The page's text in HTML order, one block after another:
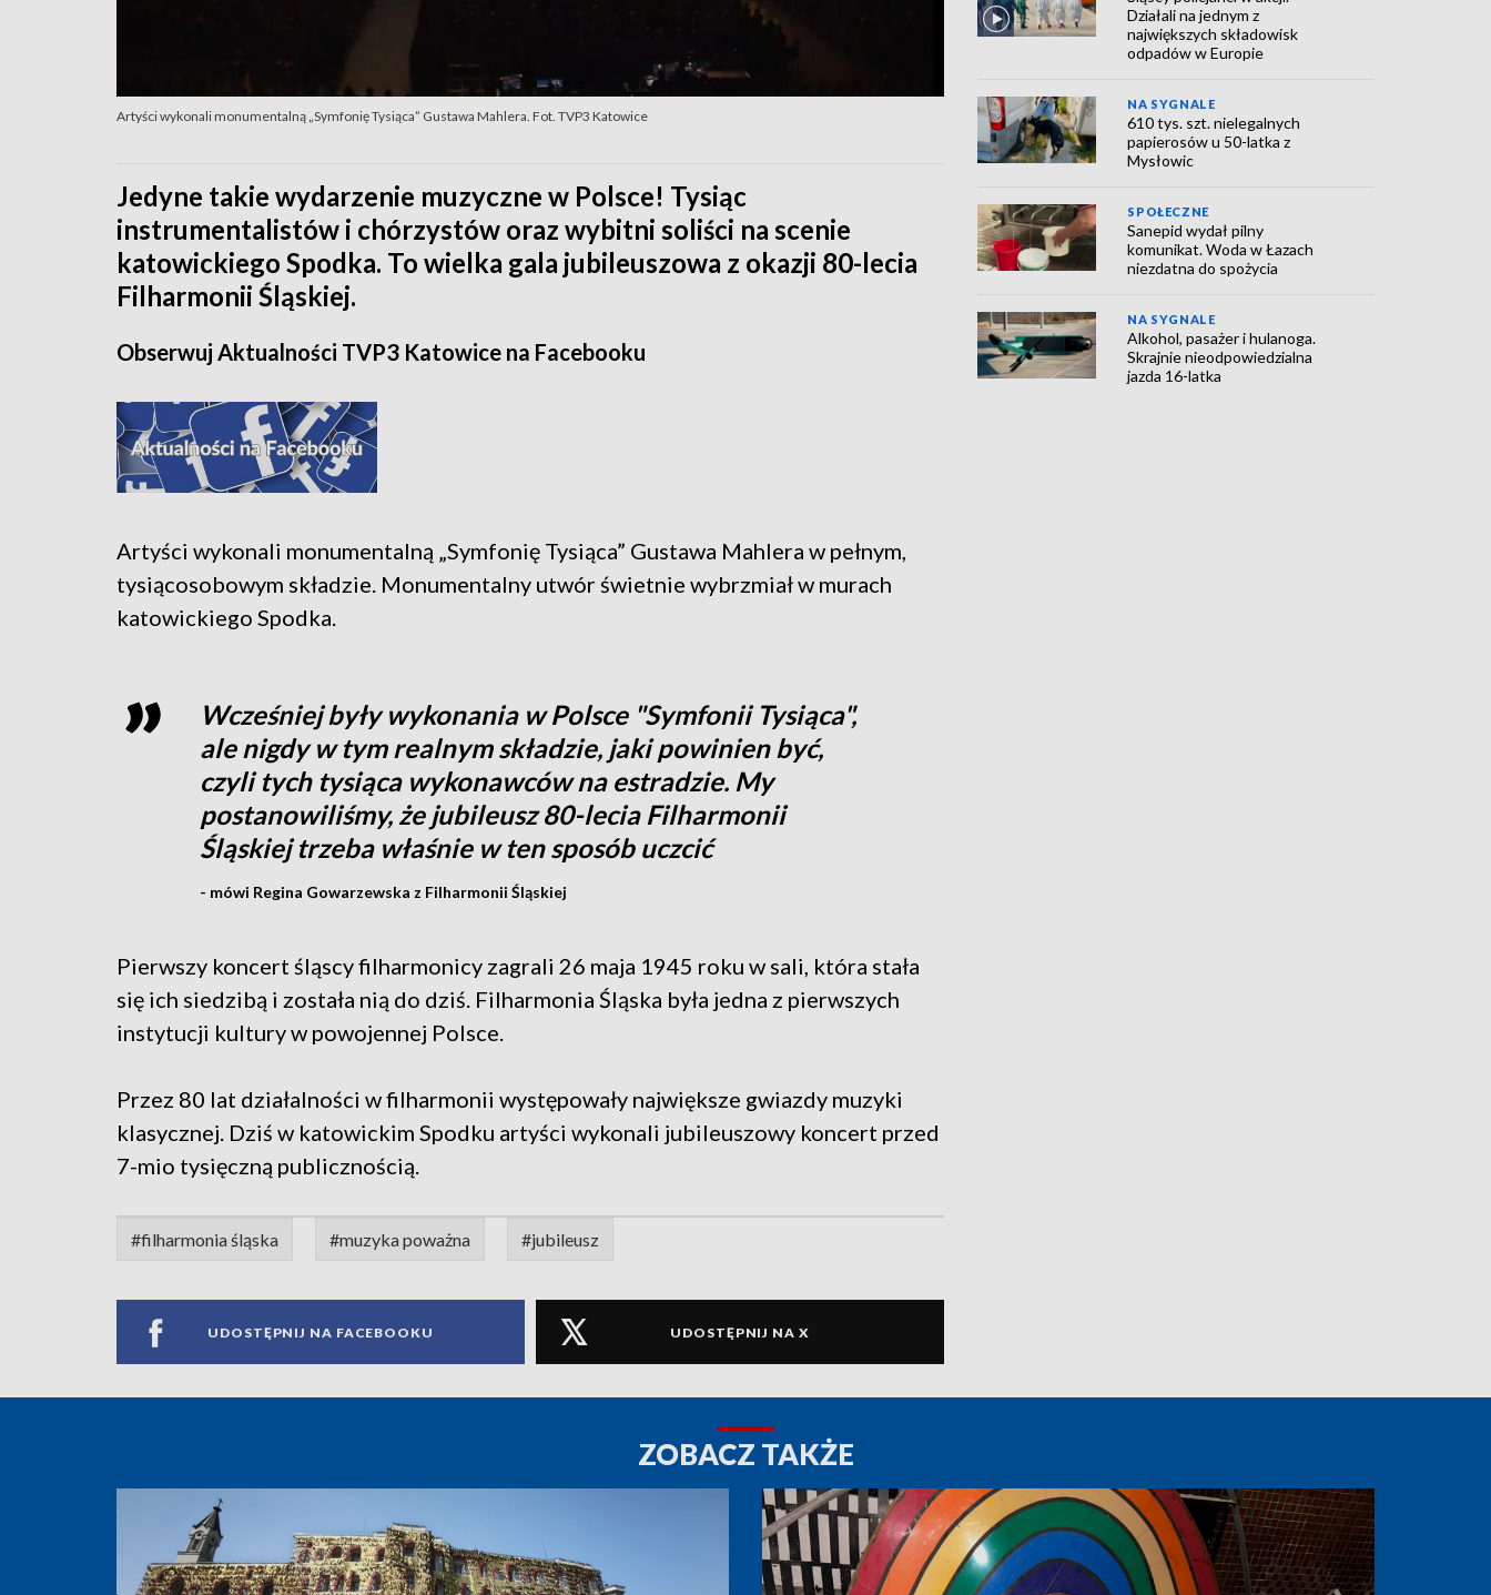
Artyści wykonali monumentalną „Symfonię Tysiąca” Gustawa Mahlera. Fot. TVP3 Katowice
Jedyne takie wydarzenie muzyczne w Polsce! Tysiąc
instrumentalistów i chórzystów oraz wybitni soliści na scenie
katowickiego Spodka. To wielka gala jubileuszowa z okazji 80-lecia
Filharmonii Śląskiej.
Obserwuj Aktualności TVP3 Katowice na Facebooku
Artyści wykonali monumentalną „Symfonię Tysiąca” Gustawa Mahlera w pełnym,
tysiącosobowym składzie. Monumentalny utwór świetnie wybrzmiał w murach
katowickiego Spodka.
Wcześniej były wykonania w Polsce "Symfonii Tysiąca",
ale nigdy w tym realnym składzie, jaki powinien być,
czyli tych tysiąca wykonawców na estradzie. My
postanowiliśmy, że jubileusz 80-lecia Filharmonii
Śląskiej trzeba właśnie w ten sposób uczcić
- mówi Regina Gowarzewska z Filharmonii Śląskiej
Pierwszy koncert śląscy filharmonicy zagrali 26 maja 1945 roku w sali, która stała
się ich siedzibą i została nią do dziś. Filharmonia Śląska była jedna z pierwszych
instytucji kultury w powojennej Polsce.
Przez 80 lat działalności w filharmonii występowały największe gwiazdy muzyki
klasycznej. Dziś w katowickim Spodku artyści wykonali jubileuszowy koncert przed
7-mio tysięczną publicznością.
#filharmonia śląska #muzyka poważna #jubileusz
UDOSTĘPNIJ NA FACEBOOKU UDOSTĘPNIJ NA X
Działali na jednym z
największych składowisk
odpadów w Europie
NA SYGNALE
610 tys. szt. nielegalnych
papierosów u 50-latka z
Mysłowic
SPOŁECZNE
Sanepid wydał pilny
komunikat. Woda w Łazach
niezdatna do spożycia
NA SYGNALE
Alkohol, pasażer i hulanoga.
Skrajnie nieodpowiedzialna
jazda 16-latka
ZOBACZ TAKŻE